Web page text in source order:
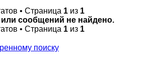
• Страница 1 из 1
сообщений не найдено.
• Страница 1 из 1
поиску